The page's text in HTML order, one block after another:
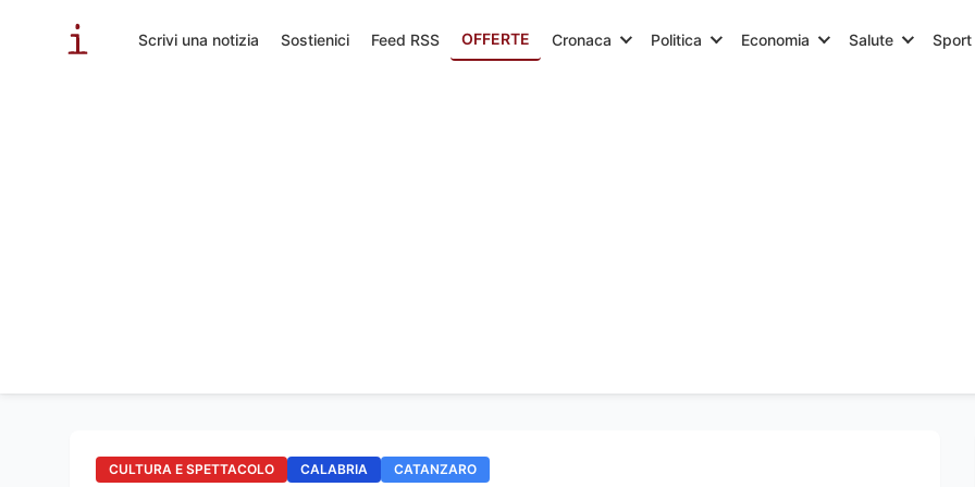
Scrivi una notizia Sostienici Feed RSS OFFERTE Cronaca Politica Economia Salute Sport
CULTURA E SPETTACOLO CALABRIA CATANZARO